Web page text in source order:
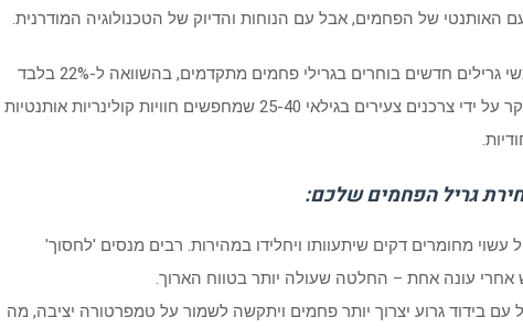
של הפחמים, אבל עם הנוחות והדיוק של הטכנולוגיה המודרנית.
סקר צרכנים מ-2024 מצא כי 35% מרוכשי גרילים חדשים בוחרים בגרילי פחמים מתקדמים, בהשוואה ל-22% בלבד
לפני חמש שנים. המעבר הזה מונע בעיקר על ידי צרכנים צעירים בגילאי 25-40 שמחפשים חוויות קולינריות אותנטיות
גריל הפחמים שלכם:
עשוי מחומרים דקים שיתעוותו ויחלידו במהירות. רבים מנסים 'לחסוך'
אחרי עונה אחת – החלטה שעולה יותר בטווח הארוך.
עם בידוד גרוע יצרוך יותר פחמים ויתקשה לשמור על טמפרטורה יציבה, מה